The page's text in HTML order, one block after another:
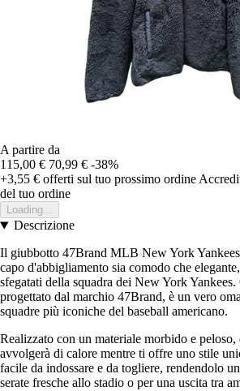
A partire da
115,00 € 70,99 € -38%
+3,55 € offerti sul tuo prossimo ordine
del tuo ordine
Loading...
Descrizione
Il giubbotto 47Brand MLB New York
capo d'abbigliamento sia comodo che
sfegatati della squadra dei New York
progettato dal marchio 47Brand, è un vero
squadre più iconiche del baseball americano.
Realizzato con un materiale morbido e
avvolgerà di calore mentre ti offre uno stile
facile da indossare e da togliere, rendendolo
serate fresche allo stadio o per una uscita tra